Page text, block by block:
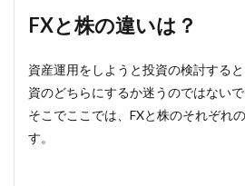
FXと株の違いは？
資産運用をしようと投資の検討する
資のどちらにするか迷うのではないで
そこでここでは、FXと株のそれぞれ
す。